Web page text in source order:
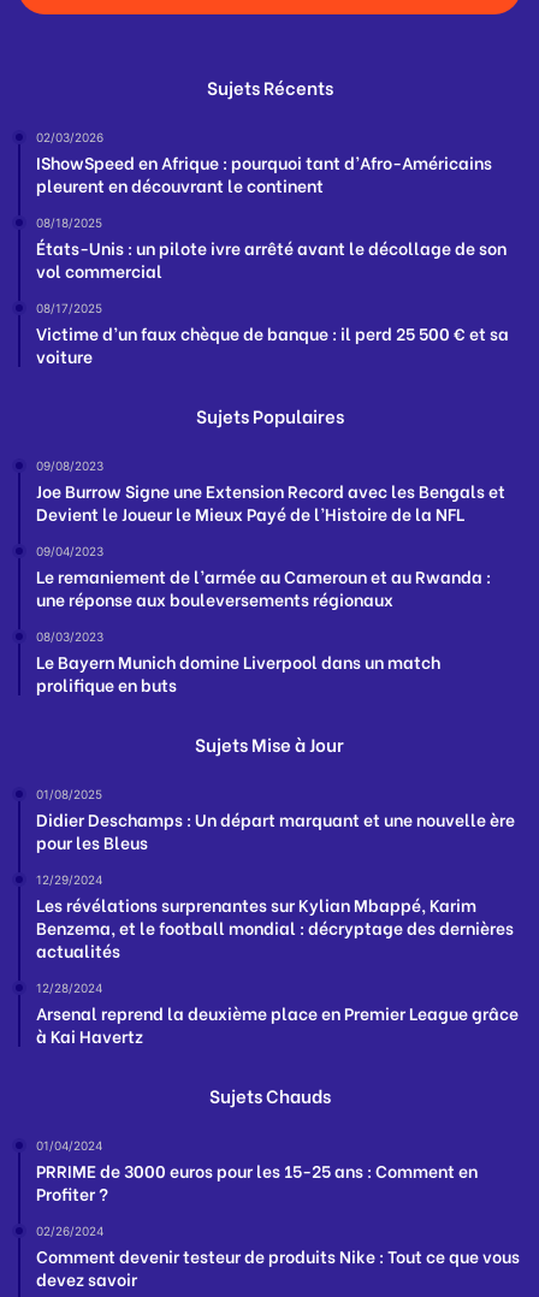
Sujets Récents
02/03/2026
IShowSpeed en Afrique : pourquoi tant d’Afro-Américains
pleurent en découvrant le continent
08/18/2025
États-Unis : un pilote ivre arrêté avant le décollage de son
vol commercial
08/17/2025
Victime d’un faux chèque de banque : il perd 25 500 € et sa
voiture
Sujets Populaires
09/08/2023
Joe Burrow Signe une Extension Record avec les Bengals et
Devient le Joueur le Mieux Payé de l’Histoire de la NFL
09/04/2023
Le remaniement de l’armée au Cameroun et au Rwanda :
une réponse aux bouleversements régionaux
08/03/2023
Le Bayern Munich domine Liverpool dans un match
prolifique en buts
Sujets Mise à Jour
01/08/2025
Didier Deschamps : Un départ marquant et une nouvelle ère
pour les Bleus
12/29/2024
Les révélations surprenantes sur Kylian Mbappé, Karim
Benzema, et le football mondial : décryptage des dernières
actualités
12/28/2024
Arsenal reprend la deuxième place en Premier League grâce
à Kai Havertz
Sujets Chauds
01/04/2024
PRRIME de 3000 euros pour les 15-25 ans : Comment en
Profiter ?
02/26/2024
Comment devenir testeur de produits Nike : Tout ce que vous
devez savoir